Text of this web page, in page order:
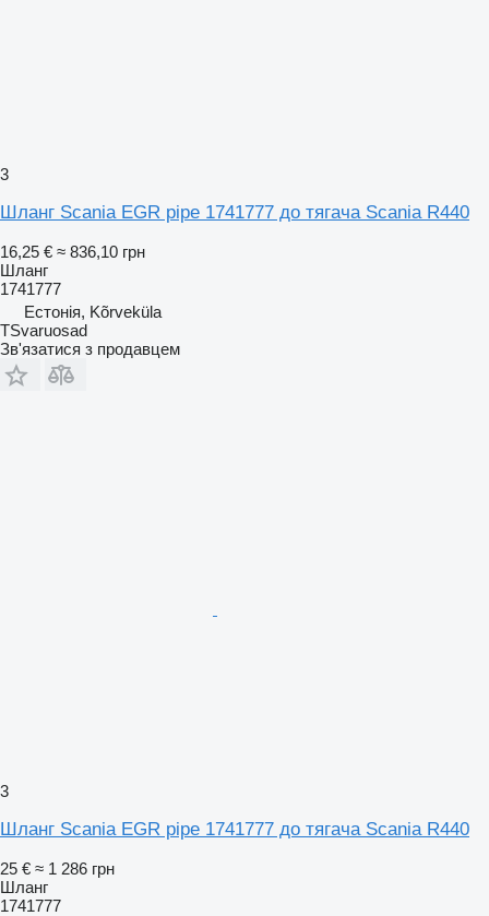
3
Шланг Scania EGR pipe 1741777 до тягача Scania R440
16,25 € ≈ 836,10 грн
Шланг
1741777
Естонія, Kõrveküla
TSvaruosad
Зв'язатися з продавцем
3
Шланг Scania EGR pipe 1741777 до тягача Scania R440
25 € ≈ 1 286 грн
Шланг
1741777